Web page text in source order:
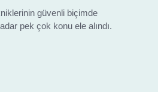
güvenli biçimde
pek çok konu ele alındı.